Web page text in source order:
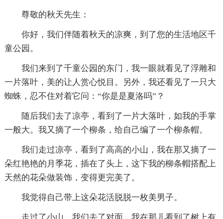
尊敬的秋天先生：
你好，我们伴随着秋天的凉爽，到了您的生活地区千
童公园。
我们来到了千童公园的东门，我一眼就看见了浮雕和
一片落叶，美的让人赏心悦目。另外，我还看见了一只大
蜘蛛，忍不住对着它问：“你是是夏洛吗”？
随后我们去了凉亭，看到了一片大落叶，如我的手掌
一般大。我又摘了一个柳条，给自己编了一个柳条帽。
我们走过凉亭，看到了高高的小山，我在那又摘了一
朵红艳艳的月季花，插在了头上，这下我的柳条帽搭配上
天然的花朵做装饰，变得更完美了。
我觉得自己带上这朵花活脱脱一枚美男子。
走过了小山，我们去了对面，我在那儿看到了树上有